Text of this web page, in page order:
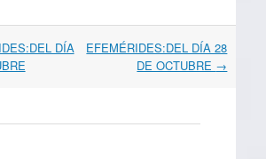
DÍA
EFEMÉRIDES:DEL DÍA 28
DE OCTUBRE →